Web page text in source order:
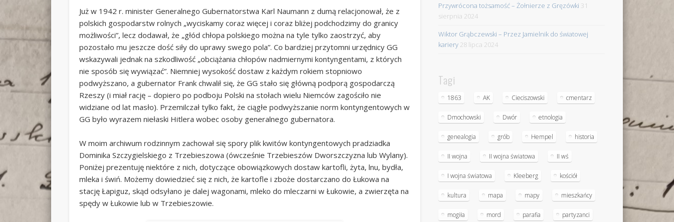
Już w 1942 r. minister Generalnego Gubernatorstwa Karl Naumann z dumą relacjonował, że z
polskich gospodarstw rolnych „wyciskamy coraz więcej i coraz bliżej podchodzimy do granicy
możliwości”, lecz dodawał, że „głód chłopa polskiego można na tyle tylko zaostrzyć, aby
pozostało mu jeszcze dość siły do uprawy swego pola”. Co bardziej przytomni urzędnicy GG
wskazywali jednak na szkodliwość „obciążania chłopów nadmiernymi kontyngentami, z których
nie sposób się wywiązać”. Niemniej wysokość dostaw z każdym rokiem stopniowo
podwyższano, a gubernator Frank chwalił się, że GG stało się główną podporą gospodarczą
Rzeszy (i miał rację – dopiero po podboju Polski na stołach wielu Niemców zagościło nie
widziane od lat masło). Przemilczał tylko fakt, że ciągłe podwyższanie norm kontyngentowych w
GG było wyrazem niełaski Hitlera wobec osoby generalnego gubernatora.
W moim archiwum rodzinnym zachował się spory plik kwitów kontyngentowych pradziadka
Dominika Szczygielskiego z Trzebieszowa (ówcześnie Trzebieszów Dworszczyzna lub Wylany).
Poniżej prezentuję niektóre z nich, dotyczące obowiązkowych dostaw kartofli, żyta, lnu, bydła,
mleka i świń. Możemy dowiedzieć się z nich, że kartofle i zboże dostarczano do Łukowa na
stację Łapiguz, skąd odsyłano je dalej wagonami, mleko do mleczarni w Łukowie, a zwierzęta na
spędy w Łukowie lub w Trzebieszowie.
Przywrócona tożsamość – Żołnierze z Gręzówki 31
sierpnia 2024
Wiktor Grąbczewski – Przez Jamielnik do światowej
kariery 28 lipca 2024
Tagi
1863 AK Cieciszowski cmentarz
Dmochowski Dwór etnologia
genealogia grób Hempel historia
II wojna II wojna światowa II wś
I wojna światowa Kleeberg kościół
kultura mapa mapy mieszkańcy
mogiła mord parafia partyzanci